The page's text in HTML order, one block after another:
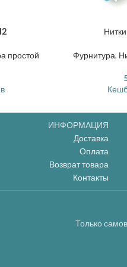
простой
Фурнитура,
ИНФОРМАЦИЯ
Доставка
Оплата
Возврат товара
Контакты
Только